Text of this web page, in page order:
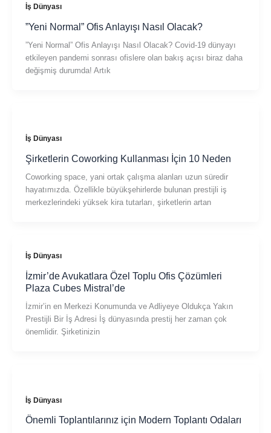
İş Dünyası
”Yeni Normal” Ofis Anlayışı Nasıl Olacak?
”Yeni Normal” Ofis Anlayışı Nasıl Olacak? Covid-19 dünyayı
etkileyen pandemi sonrası ofislere olan bakış açısı biraz daha
değişmiş durumda! Artık
İş Dünyası
Şirketlerin Coworking Kullanması İçin 10 Neden
Coworking space, yani ortak çalışma alanları uzun süredir
hayatımızda. Özellikle büyükşehirlerde bulunan prestijli iş
merkezlerindeki yüksek kira tutarları, şirketlerin artan
İş Dünyası
İzmir’de Avukatlara Özel Toplu Ofis Çözümleri
Plaza Cubes Mistral’de
İzmir’in en Merkezi Konumunda ve Adliyeye Oldukça Yakın
Prestijli Bir İş Adresi İş dünyasında prestij her zaman çok
önemlidir. Şirketinizin
İş Dünyası
Önemli Toplantılarınız için Modern Toplantı Odaları